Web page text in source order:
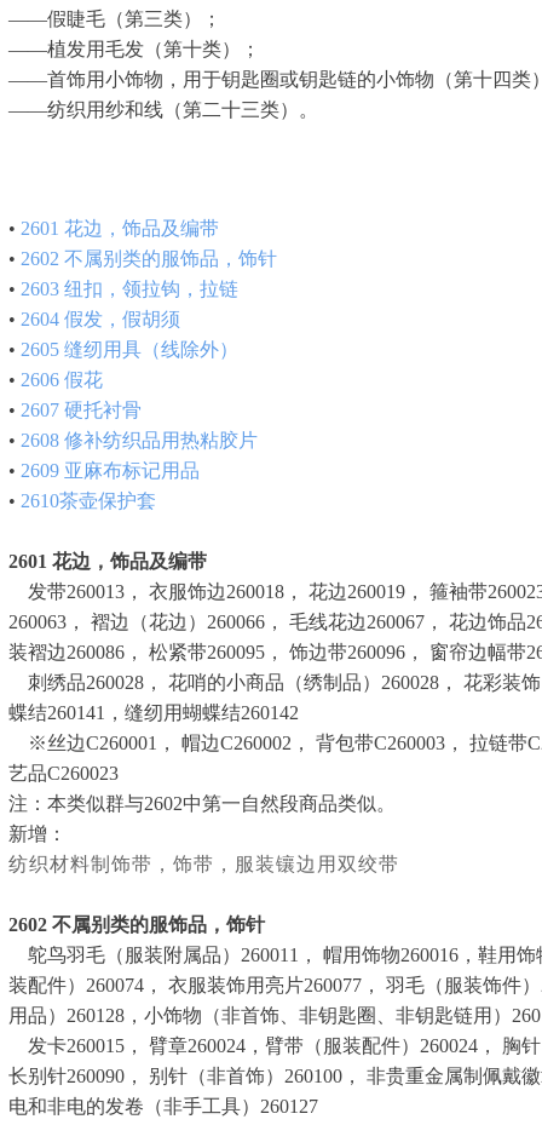
——假睫毛（第三类）；
——植发用毛发（第十类）；
——首饰用小饰物，用于钥匙圈或钥匙链的小饰物（第十四类
——纺织用纱和线（第二十三类）。
• 2601 花边，饰品及编带
• 2602 不属别类的服饰品，饰针
• 2603 纽扣，领拉钩，拉链
• 2604 假发，假胡须
• 2605 缝纫用具（线除外）
• 2606 假花
• 2607 硬托衬骨
• 2608 修补纺织品用热粘胶片
• 2609 亚麻布标记用品
• 2610茶壶保护套
2601 花边，饰品及编带
发带260013， 衣服饰边260018， 花边260019， 箍袖带
260063， 褶边（花边）260066， 毛线花边260067， 花边饰
装褶边260086， 松紧带260095， 饰边带260096， 窗帘边幅带
刺绣品260028， 花哨的小商品（绣制品）260028， 花彩装
蝶结260141，缝纫用蝴蝶结260142
※丝边C260001， 帽边C260002， 背包带C260003， 拉链带
艺品C260023
注：本类似群与2602中第一自然段商品类似。
新增：
纺织材料制饰带，饰带，服装镶边用双绞带
2602 不属别类的服饰品，饰针
鸵鸟羽毛（服装附属品）260011， 帽用饰物260016，鞋用
装配件）260074， 衣服装饰用亮片260077， 羽毛（服装饰件
用品）260128，小饰物（非首饰、非钥匙圈、非钥匙链用）
发卡260015， 臂章260024，臂带（服装配件）260024， 胸
长别针260090， 别针（非首饰）260100， 非贵重金属制佩戴
电和非电的发卷（非手工具）260127